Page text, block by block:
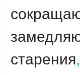
старения,